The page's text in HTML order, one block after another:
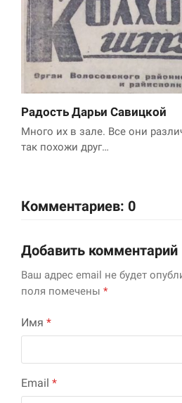
Радость Дарьи Савицкой
Много их в зале. Все они
так похожи друг…
Комментариев: 0
Добавить комментарий
Ваш адрес email не будет
поля помечены *
Имя *
Email *